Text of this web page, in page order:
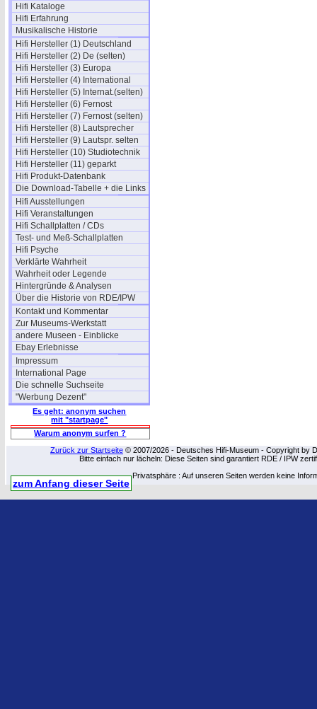
Hifi Kataloge
Hifi Erfahrung
Musikalische Historie
Hifi Hersteller (1) Deutschland
Hifi Hersteller (2) De (selten)
Hifi Hersteller (3) Europa
Hifi Hersteller (4) International
Hifi Hersteller (5) Internat.(selten)
Hifi Hersteller (6) Fernost
Hifi Hersteller (7) Fernost (selten)
Hifi Hersteller (8) Lautsprecher
Hifi Hersteller (9) Lautspr. selten
Hifi Hersteller (10) Studiotechnik
Hifi Hersteller (11) geparkt
Hifi Produkt-Datenbank
Die Download-Tabelle + die Links
Hifi Ausstellungen
Hifi Veranstaltungen
Hifi Schallplatten / CDs
Test- und Meß-Schallplatten
Hifi Psyche
Verklärte Wahrheit
Wahrheit oder Legende
Hintergründe & Analysen
Über die Historie von RDE/IPW
Kontakt und Kommentar
Zur Museums-Werkstatt
andere Museen - Einblicke
Ebay Erlebnisse
Impressum
International Page
Die schnelle Suchseite
"Werbung Dezent"
Es geht: anonym suchen
mit "startpage"
Warum anonym surfen ?
Zurück zur Startseite © 2007/2026 - Deutsches Hifi-Museum - Copyright by
Bitte einfach nur lächeln: Diese Seiten sind garantiert RDE / IPW
Privatsphäre : Auf unseren Seiten werden keine
zum Anfang dieser Seite